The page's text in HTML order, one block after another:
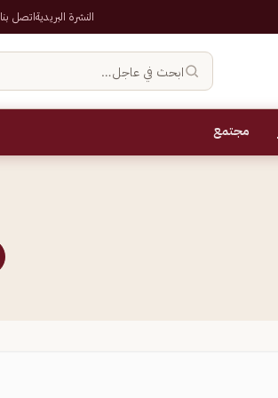
النشرة البريديةاتصل بنا
ابحث في عاجل…
مجتمع